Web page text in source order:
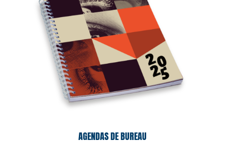
AGENDAS DE BUREAU